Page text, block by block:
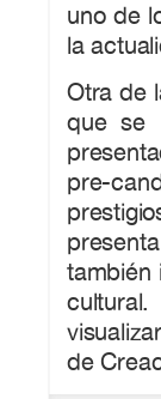
uno de
la
Otra de
que se
pre-
también
de